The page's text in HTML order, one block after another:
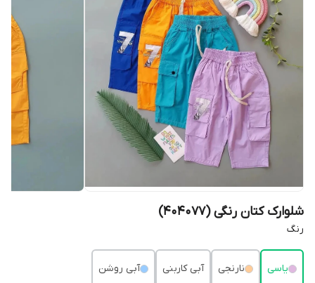
شلوارک کتان رنگی (404077)
رنگ
یاسی نارنجی آبی کاربنی آبی روشن